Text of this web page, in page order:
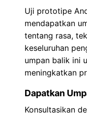
Uji prototipe
mendapatkan
tentang rasa,
keseluruhan
umpan balik ini
meningkatkan
Dapatkan
Konsultasikan